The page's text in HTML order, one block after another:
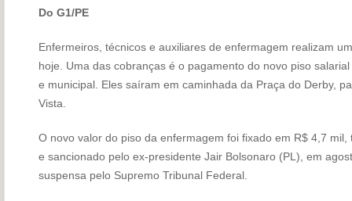
Do G1/PE
Enfermeiros, técnicos e auxiliares de enfermagem realizam
hoje. Uma das cobranças é o pagamento do novo piso
e municipal. Eles saíram em caminhada da Praça do Derby,
Vista.
O novo valor do piso da enfermagem foi fixado em R$ 4,7
e sancionado pelo ex-presidente Jair Bolsonaro (PL), em
suspensa pelo Supremo Tribunal Federal.